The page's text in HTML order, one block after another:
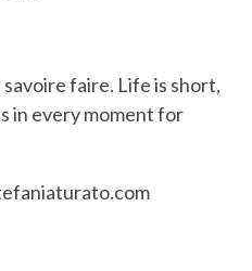
faire. Life is short,
in every moment for